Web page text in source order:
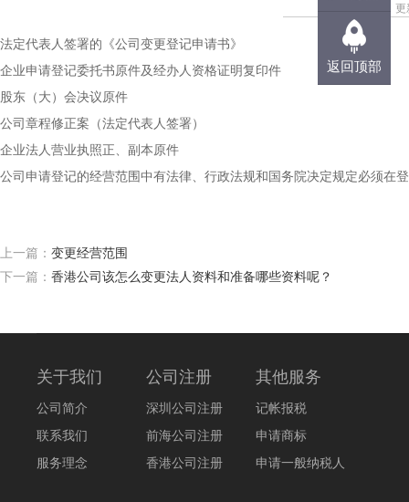
更
法定代表人签署的《公司变更登记申请书》
企业申请登记委托书原件及经办人资格证明复印件
股东（大）会决议原件
公司章程修正案（法定代表人签署）
企业法人营业执照正、副本原件
公司申请登记的经营范围中有法律、行政法规和国务院决定规定必须在
上一篇： 变更经营范围
下一篇： 香港公司该怎么变更法人资料和准备哪些资料呢？
关于我们
公司简介
联系我们
服务理念
公司注册
深圳公司注册
前海公司注册
香港公司注册
其他服务
记帐报税
申请商标
申请一般纳税人
返回顶部